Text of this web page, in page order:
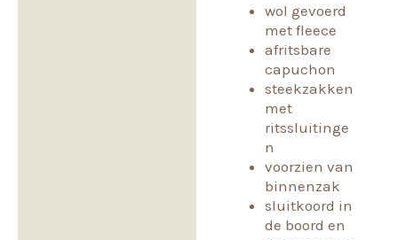
wol gevoerd
met fleece
afritsbare
capuchon
steekzakken
met
ritssluitinge
n
voorzien van
binnenzak
sluitkoord in
de boord en